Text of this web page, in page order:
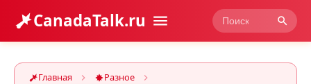
CanadaTalk.ru
Главная
Разное